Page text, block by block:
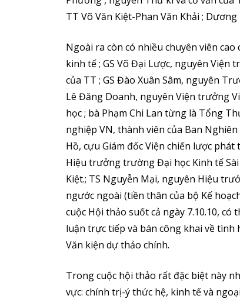
TT Võ Văn Kiệt-Phan Văn Khải ;
Ngoài ra còn có nhiều chuyên viên
kinh tế ; GS Võ Đại Lược, nguyên
của TT ; GS Đào Xuân Sâm, nguyên
Lê Đăng Doanh, nguyên Viện trưởng
học ; bà Phạm Chi Lan từng là Tổng
nghiệp VN, thành viên của Ban
Hồ, cựu Giám đốc Viện chiến lược
Hiệu trưởng trường Đại học Kinh tế
Kiệt.; TS Nguyễn Mại, nguyên Hiệu
ngước ngoài (tiền thân của bộ Kế
cuộc Hội thảo suốt cả ngày 7.10.10,
luận trực tiếp và bán công khai về
Văn kiện dự thảo chính.
Trong cuộc hội thảo rất đặc biệt này
vực: chính trị-ý thức hệ, kinh tế và